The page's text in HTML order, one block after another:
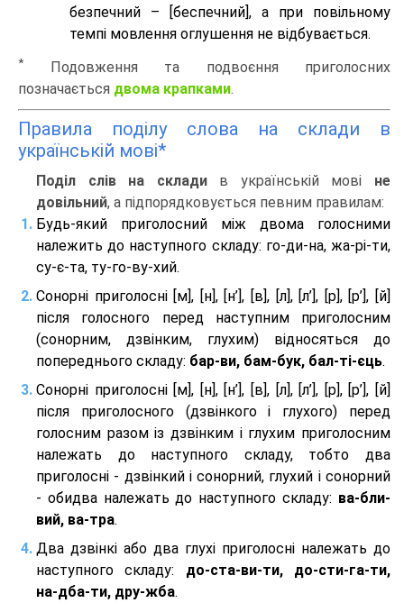
безпечний – [беспечний], а при повільному
темпі мовлення оглушення не відбувається.
*
Подовження та подвоєння приголосних
позначається двома крапками.
Правила поділу слова на склади в
українській мові*
Поділ слів на складив українській мові не
довільний, а підпорядковується певним правилам:
Будь-який приголосний між двома голосними
належить до наступного складу: го-ди-на, жа-рі-ти,
су-є-та, ту-го-ву-хий.
Сонорні приголосні [м], [н], [н’], [в], [л], [л’], [р], [р’], [й]
після голосного перед наступним приголосним
(сонорним, дзвінким, глухим) відносяться до
попереднього складу: бар-ви, бам-бук, бал-ті-єць.
Сонорні приголосні [м], [н], [н’], [в], [л], [л’], [р], [р’], [й]
після приголосного (дзвінкого і глухого) перед
голосним разом із дзвінким і глухим приголосним
належать до наступного складу, тобто два
приголосні - дзвінкий і сонорний, глухий і сонорний
- обидва належать до наступного складу: ва-бли-
вий, ва-тра.
Два дзвінкі або два глухі приголосні належать до
наступного складу: до-ста-ви-ти, до-сти-га-ти,
на-дба-ти, дру-жба.